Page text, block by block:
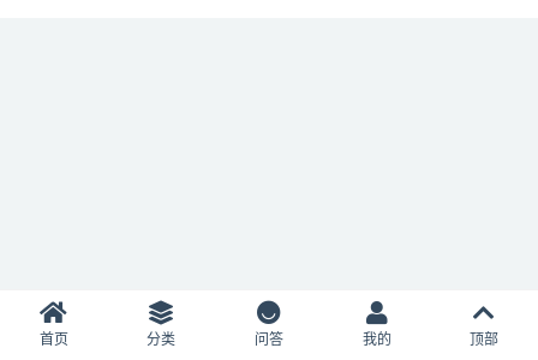
首页 分类 问答 我的 顶部